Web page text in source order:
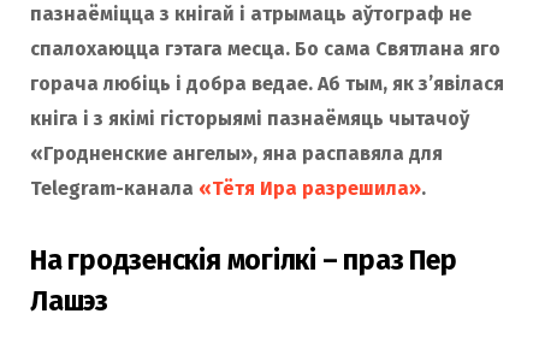
пазнаёміцца ​​з кнігай і атрымаць аўтограф не
спалохаюцца гэтага месца. Бо сама Святлана яго
горача любіць і добра ведае. Аб тым, як з’явілася
кніга і з якімі гісторыямі пазнаёмяць чытачоў
«Гродненские ангелы», яна распавяла для
Telegram-канала «Тётя Ира разрешила».
На гродзенскія могілкі – праз Пер
Лашэз